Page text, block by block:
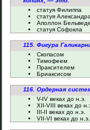
статуя Филиппа
статуя Александра
Аполлон
статуя Софокла
115. Фигура
Скопасом
Тимофеем
Праксителем
Бриаксисом
116. Ордерная
V-IV веках до н.э.
XII-VIII веках до
III-II веках до н.э.
VII-VI веках до н.э.